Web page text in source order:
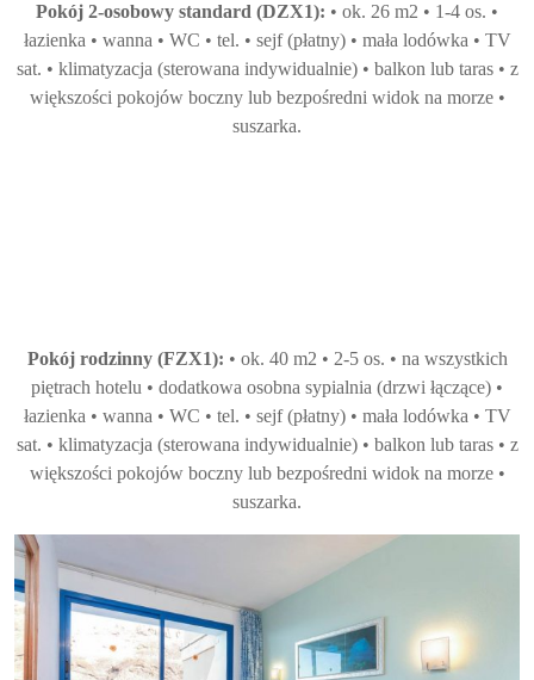
Pokój 2-osobowy standard (DZX1): • ok. 26 m2 • 1-4 os. •
łazienka • wanna • WC • tel. • sejf (płatny) • mała lodówka • TV
sat. • klimatyzacja (sterowana indywidualnie) • balkon lub taras • z
większości pokojów boczny lub bezpośredni widok na morze •
suszarka.
Pokój rodzinny (FZX1): • ok. 40 m2 • 2-5 os. • na wszystkich
piętrach hotelu • dodatkowa osobna sypialnia (drzwi łączące) •
łazienka • wanna • WC • tel. • sejf (płatny) • mała lodówka • TV
sat. • klimatyzacja (sterowana indywidualnie) • balkon lub taras • z
większości pokojów boczny lub bezpośredni widok na morze •
suszarka.